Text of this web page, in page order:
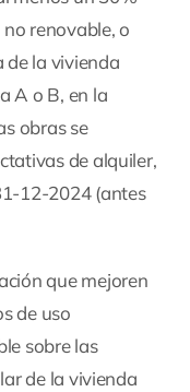
renovable, o
de la vivienda
A o B, en la
obras se
de alquiler,
12-2024 (antes
que mejoren
de uso
sobre las
de la vivienda